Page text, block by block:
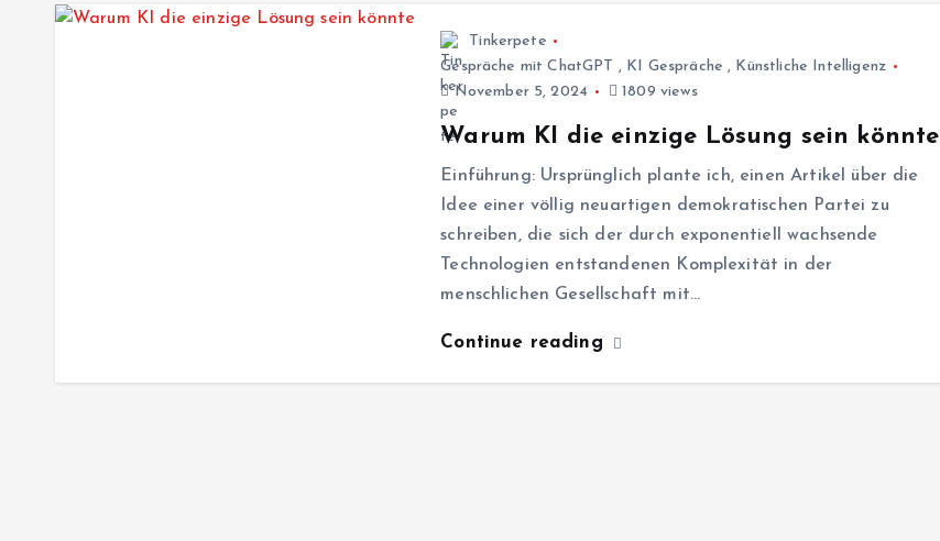
Tinkerpete
Gespräche mit ChatGPT , KI Gespräche , Künstliche Intelligenz
November 5, 2024
1809 views
Warum KI die einzige Lösung sein könnte
Einführung: Ursprünglich plante ich, einen Artikel über die
Idee einer völlig neuartigen demokratischen Partei zu
schreiben, die sich der durch exponentiell wachsende
Technologien entstandenen Komplexität in der
menschlichen Gesellschaft mit…
Continue reading